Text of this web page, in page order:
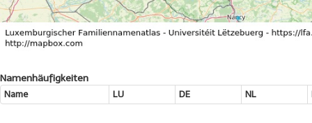
Namenhäufigkeiten
Name LU DE NL